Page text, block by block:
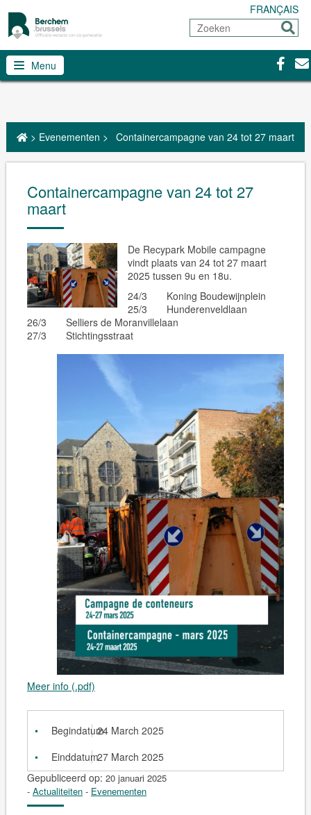
FRANÇAIS
Zoeken
Sturen
Menu
> Evenementen > Containercampagne van 24 tot 27 maart
Containercampagne van 24 tot 27
maart
De Recypark Mobile campagne
vindt plaats van 24 tot 27 maart
2025 tussen 9u en 18u.
24/3 Koning Boudewijnplein
25/3 Hunderenveldlaan
26/3 Selliers de Moranvillelaan
27/3 Stichtingsstraat
Meer info (.pdf)
Begindatum24 March 2025
Einddatum27 March 2025
Gepubliceerd op: 20 januari 2025
- Actualiteiten- Evenementen